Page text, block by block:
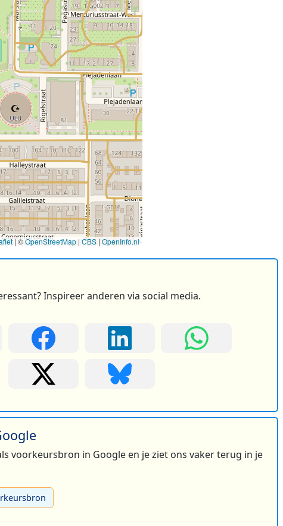
|©OpenStreetMap | CBS | OpenInfo.nl
Inspireer anderen via social media.
voorkeursbron in Google en je ziet ons vaker terug in je